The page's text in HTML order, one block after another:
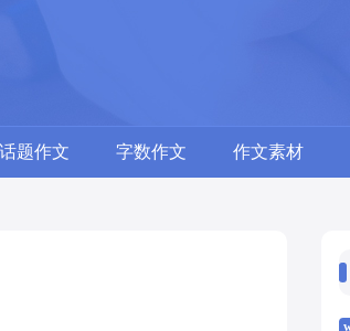
话题作文 字数作文 作文素材